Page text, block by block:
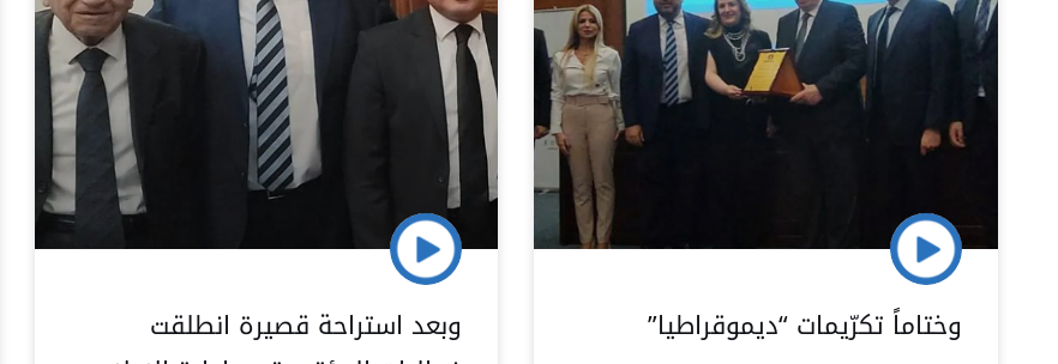
وختاماً تكرّيمات “ديموقراطيا”
وبعد استراحة قصيرة انطلقت